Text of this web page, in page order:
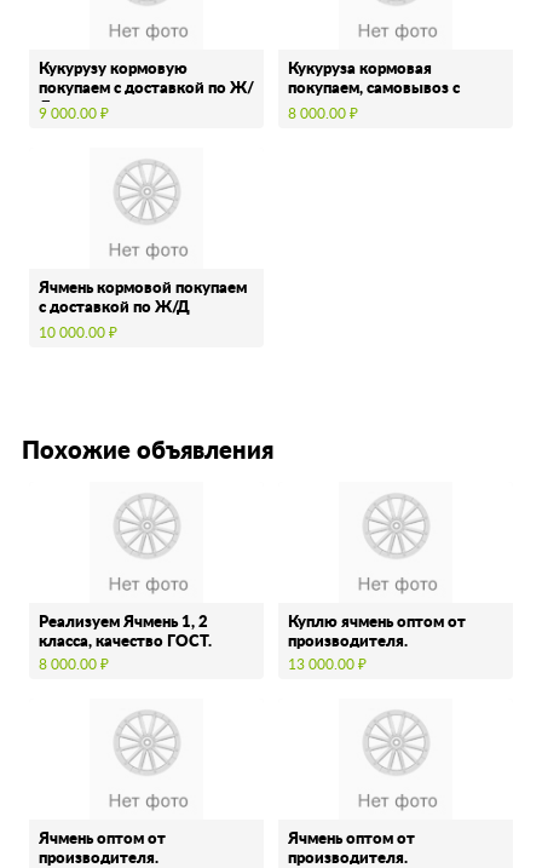
Кукурузу кормовую
покупаем с доставкой по Ж/
Д упаковка …
9 000.00 ₽
Кукуруза кормовая
покупаем, самовывоз с
хозяйства
8 000.00 ₽
Ячмень кормовой покупаем
с доставкой по Ж/Д
упаковка …
10 000.00 ₽
Похожие объявления
Реализуем Ячмень 1, 2
класса, качество ГОСТ.
8 000.00 ₽
Куплю ячмень оптом от
производителя.
13 000.00 ₽
Ячмень оптом от
производителя.
Ячмень оптом от
производителя.